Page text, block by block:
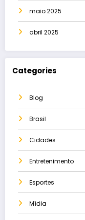
maio 2025
abril 2025
Categories
Blog
Brasil
Cidades
Entretenimento
Esportes
Mídia